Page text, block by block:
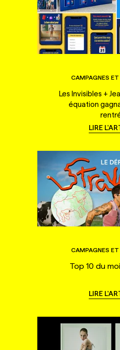
CAMPAGNES
Les Invisibles +
équation
LIRE
CAMPAGNES
Top 10 du
LIRE